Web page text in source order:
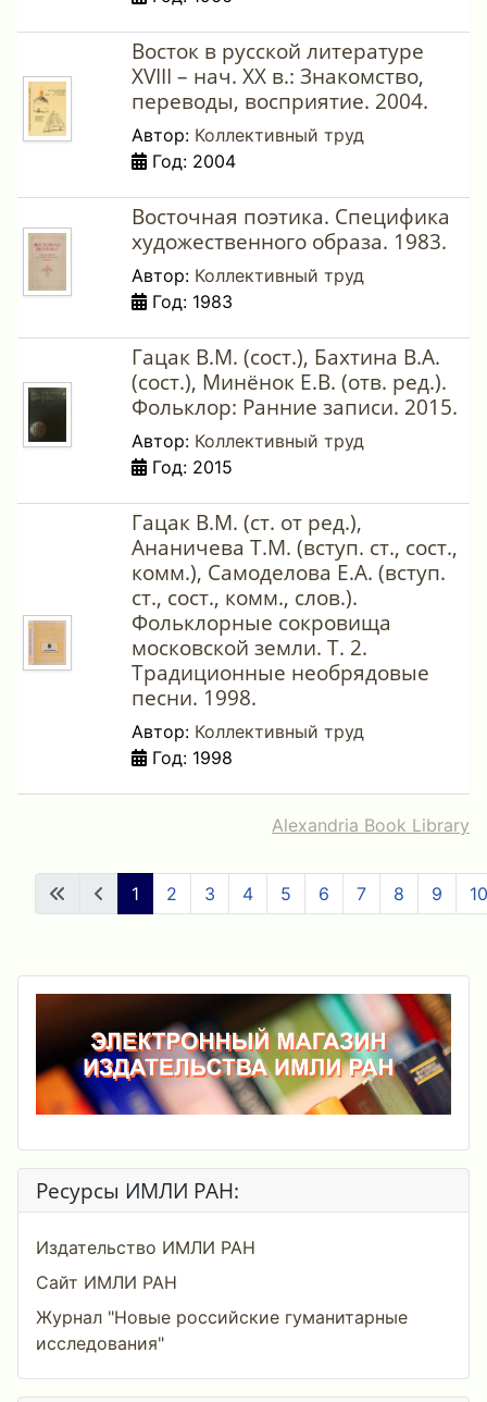
Восток в русской литературе
XVIII – нач. ХХ в.: Знакомство,
переводы, восприятие. 2004.
Автор: Коллективный труд
Год: 2004
Восточная поэтика. Специфика
художественного образа. 1983.
Автор: Коллективный труд
Год: 1983
Гацак В.М. (сост.), Бахтина В.А.
(сост.), Минёнок Е.В. (отв. ред.).
Фольклор: Ранние записи. 2015.
Автор: Коллективный труд
Год: 2015
Гацак В.М. (ст. от ред.),
Ананичева Т.М. (вступ. ст., сост.,
комм.), Самоделова Е.А. (вступ.
ст., сост., комм., слов.).
Фольклорные сокровища
московской земли. Т. 2.
Традиционные необрядовые
песни. 1998.
Автор: Коллективный труд
Год: 1998
Alexandria Book Library
1 2 3 4 5 6 7 8 9 10
Ресурсы ИМЛИ РАН:
Издательство ИМЛИ РАН
Сайт ИМЛИ РАН
Журнал "Новые российские гуманитарные
исследования"